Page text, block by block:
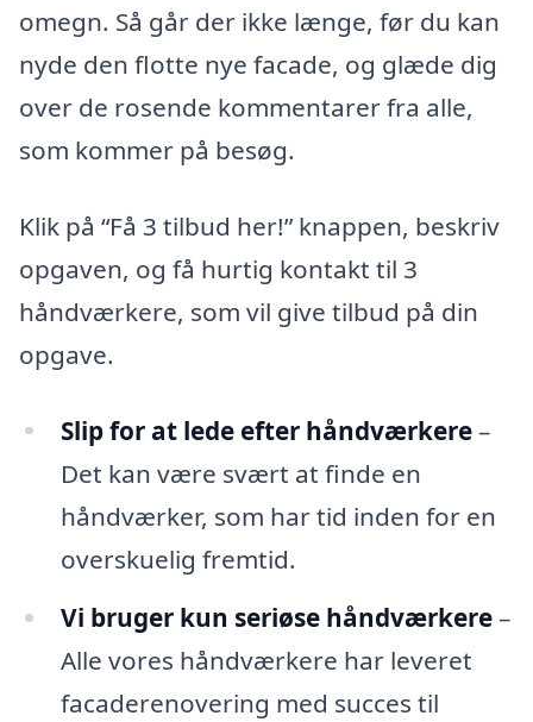
omegn. Så går der ikke længe, før du kan
nyde den flotte nye facade, og glæde dig
over de rosende kommentarer fra alle,
som kommer på besøg.
Klik på “Få 3 tilbud her!” knappen, beskriv
opgaven, og få hurtig kontakt til 3
håndværkere, som vil give tilbud på din
opgave.
Slip for at lede efter håndværkere–
Det kan være svært at finde en
håndværker, som har tid inden for en
overskuelig fremtid.
Vi bruger kun seriøse håndværkere–
Alle vores håndværkere har leveret
facaderenovering med succes til